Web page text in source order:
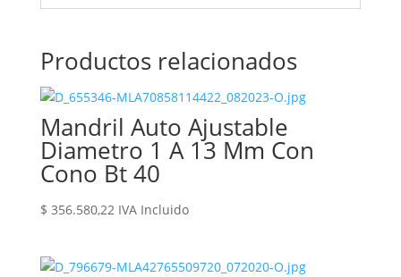
Productos relacionados
Mandril Auto Ajustable
Diametro 1 A 13 Mm Con
Cono Bt 40
$ 356.580,22 IVA Incluido